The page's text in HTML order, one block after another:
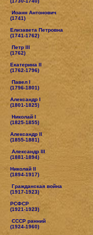
Иоанн Антонович
(1741)
Елизавета Петровна
(1741-1762)
Петр III
(1762)
Екатерина II
(1762-1796)
Павел I
(1796-1801)
Александр I
(1801-1825)
Николай I
(1825-1855)
Александр II
(1855-1881)
Александр III
(1881-1894)
Николай II
(1894-1917)
Гражданская война
(1917-1923)
РСФСР
(1921-1923)
СССР ранний
(1924-1960)